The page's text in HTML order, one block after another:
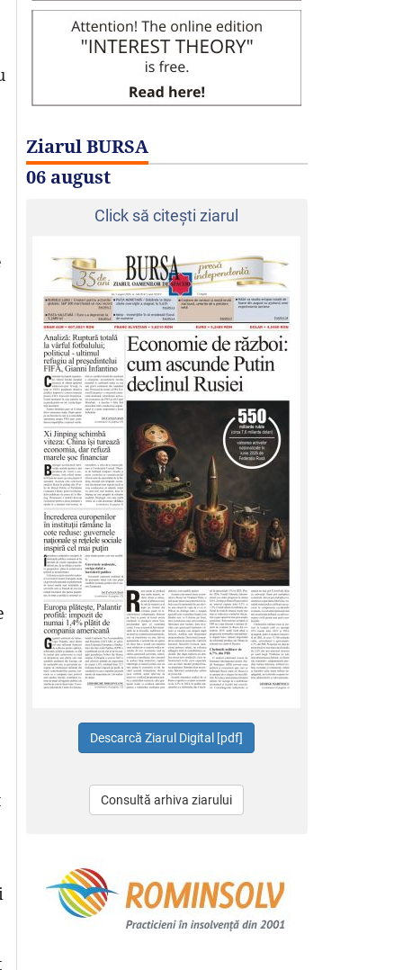
Ziarul BURSA
06 august
Click să citeşti ziarul
Consultă arhiva ziarului